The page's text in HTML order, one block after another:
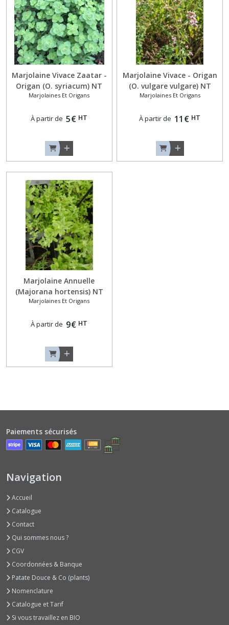
Marjolaine Vivace Zaatar -
Origan (O. syriacum) NT
(code 189024)
Marjolaines Et Origans
À partir de 5€ HT
Marjolaine Vivace - Origan
(O. vulgare vulgare) NT
(code 183440)
Marjolaines Et Origans
À partir de 11 € HT
Marjolaine Annuelle
(Majorana hortensis) NT
(code 183430)
Marjolaines Et Origans
À partir de 9€ HT
(3)
Aneths
(4)
Artichauts
(2)
Asperges
Bardane
Baselles
(1)
Basilics
Autres
Arômes
(6)
Basilics
Rouges
Classiques
Jeunes
(2)
Bourraches
(2)
Brèdes
Capucines
(2)
Cardons
Paiements sécurisés
Navigation
Accueil
Catalogue
Contact
Qui sommes nous ?
CGV
Coordonnées & Banque
Patate Douce & Co (plants)
Nomenclature
Catalogue et Tarif
Si vous travaillez en BIO